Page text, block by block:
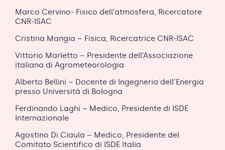
Marco Cervino- Fisico dell’atmosfera, Ricercatore
CNR-ISAC
Cristina Mangia – Fisica, Ricercatrice CNR-ISAC
Vittorio Marletto – Presidente dell’Associazione
italiana di Agrometeorologia
Alberto Bellini – Docente di Ingegneria dell’Energia
presso Università di Bologna
Ferdinando Laghi – Medico, Presidente di ISDE
Internazionale
Agostino Di Ciaula – Medico, Presidente del
Comitato Scientifico di ISDE Italia